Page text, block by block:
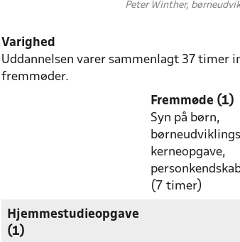
Peter Winther,
Varighed
Uddannelsen varer sammenlagt 37 timer
fremmøder.
Fremmøde (1)
Syn på børn,
kerneopgave,
(7 timer)
Hjemmestudieopgave
(1)